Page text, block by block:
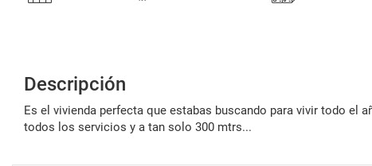
Descripción
es el vivienda perfecta que estabas buscando para vivir todo el año en este paraíso. precioso piso en el centro de alcossebre. cerca de
todos los servicios y a tan solo 300 mtrs...